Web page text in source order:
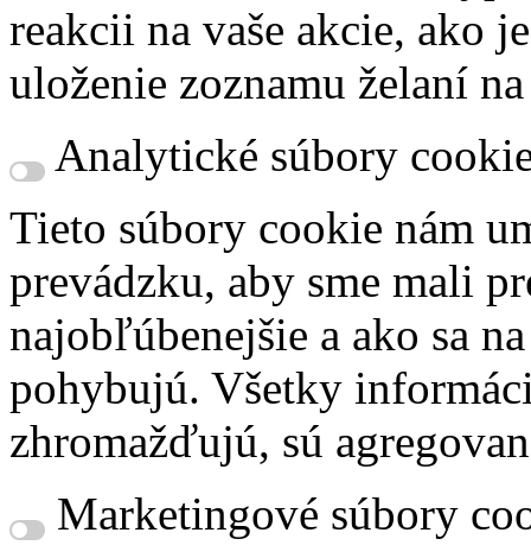
reakcii na vaše akcie, ako
uloženie zoznamu želaní
Analytické súbory
Tieto súbory cookie nám
prevádzku, aby sme mali
najobľúbenejšie a ako sa
pohybujú. Všetky
zhromažďujú, sú
Marketingové súbory